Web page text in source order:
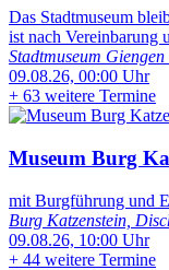
Das Stadtmuseum
ist nach Vereinbarung
Stadtmuseum
09.08.26, 00:00 Uhr
+ 63 weitere Termine
Museum Burg
mit Burgführung und
Burg Katzenstein,
09.08.26, 10:00 Uhr
+ 44 weitere Termine